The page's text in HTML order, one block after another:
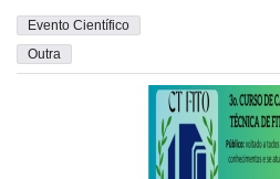
Evento Científico
Outra